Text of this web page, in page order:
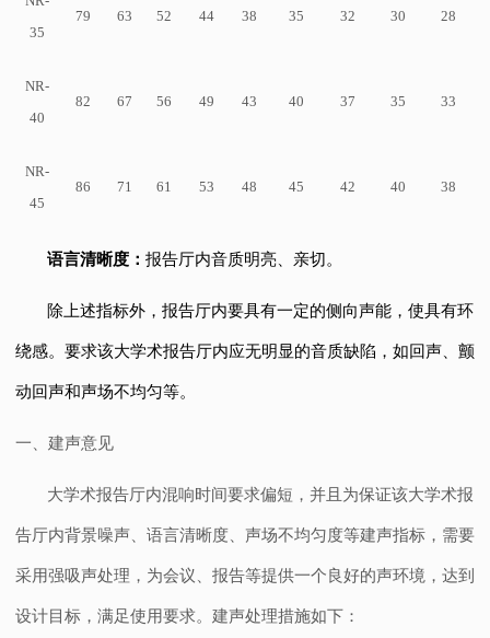
35
79 63 52 44 38 35 32 30 28
NR-
40
82 67 56 49 43 40 37 35 33
NR-
45
86 71 61 53 48 45 42 40 38
语言清晰度： 报告厅内音质明亮、亲切。
除上述指标外，报告厅内要具有一定的侧向声能，使具有环
绕感。要求该大学术报告厅内应无明显的音质缺陷，如回声、颤
动回声和声场不均匀等。
一、 建声意见
大学术报告厅内混响时间要求偏短，并且为保证该大学术报
告厅内背景噪声、语言清晰度、声场不均匀度等建声指标，需要
采用强吸声处理，为会议、报告等提供一个良好的声环境，达到
设计目标，满足使用要求。建声处理措施如下：